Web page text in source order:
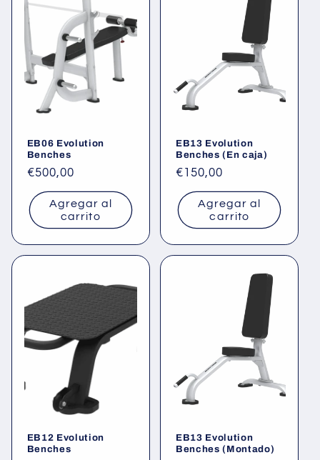
c
EB06 Evolution
Benches
Precio
habitual
€500,00
Agregar al
carrito
EB13 Evolution
Benches (En caja)
Precio
habitual
€150,00
Agregar al
carrito
EB12 Evolution
Benches
EB13 Evolution
Benches (Montado)